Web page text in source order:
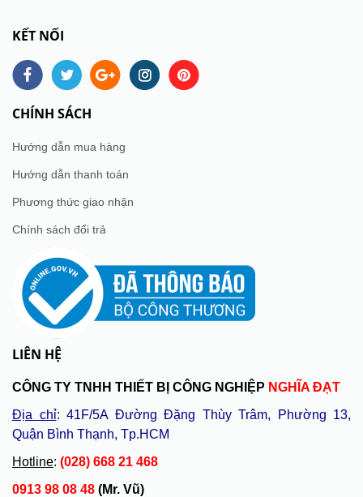
KẾT NỐI
CHÍNH SÁCH
Hướng dẫn mua hàng
Hướng dẫn thanh toán
Phương thức giao nhận
Chính sách đổi trả
LIÊN HỆ
CÔNG TY TNHH THIẾT BỊ CÔNG NGHIỆP NGHĨA ĐẠT
Địa chỉ: 41F/5A Đường Đặng Thùy Trâm, Phường 13,
Quận Bình Thạnh, Tp.HCM
Hotline: (028) 668 21 468
0913 98 08 48 (Mr. Vũ)